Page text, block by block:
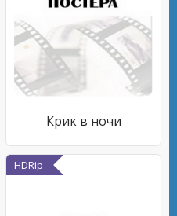
Крик в ночи
HDRip